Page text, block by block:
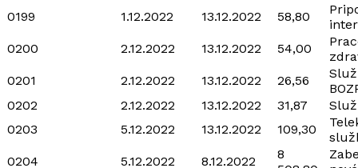
0199 1.12.2022 13.12.2022 58,80
0200
2.12.2022 13.12.2022 54,00
0201
2.12.2022 13.12.2022 26,56
0202
2.12.2022 13.12.2022 31,87
0203
5.12.2022 13.12.2022 109,30
0204
5.12.2022 8.12.2022
8